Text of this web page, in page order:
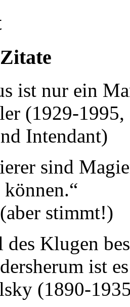
ist nur ein
(1929-
Intendant)
sind
stimmt!)
des Klugen
ist
(1890-